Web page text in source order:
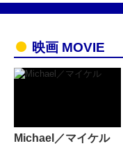
映画 MOVIE
Michael／マイケル